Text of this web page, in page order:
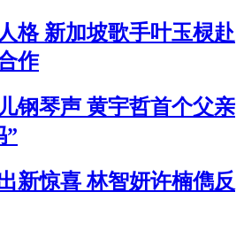
格 新加坡歌手叶玉棂赴
作
钢琴声 黄宇哲首个父亲
”
新惊喜 林智妍许楠儁反